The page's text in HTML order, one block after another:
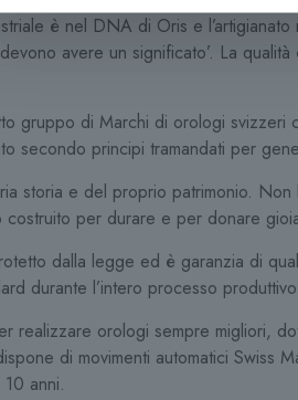
è nel DNA di Oris e
avere un significato’. La
gruppo di Marchi di orologi
secondo principi tramandati per
storia e del proprio patrimonio.
per durare e per donare
dalla legge ed è garanzia di
durante l’intero processo produttivo.
realizzare orologi sempre migliori,
di movimenti automatici Swiss
anni.